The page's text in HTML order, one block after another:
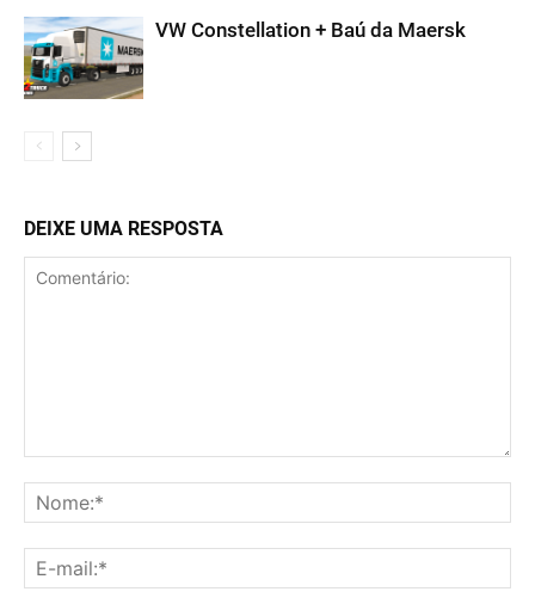
VW Constellation + Baú da Maersk
DEIXE UMA RESPOSTA